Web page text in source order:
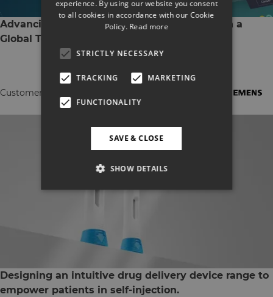
Advancing Customer-Centric Innovation with a
Global Tech Giant
Customer Heartbeat
Designing an intuitive drug delivery device range to
empower patients in self-injection.
experience. By using our website you consent
to all cookies in accordance with our Cookie
Policy. Read more
STRICTLY NECESSARY
TRACKING MARKETING
FUNCTIONALITY
SAVE & CLOSE
SHOW DETAILS